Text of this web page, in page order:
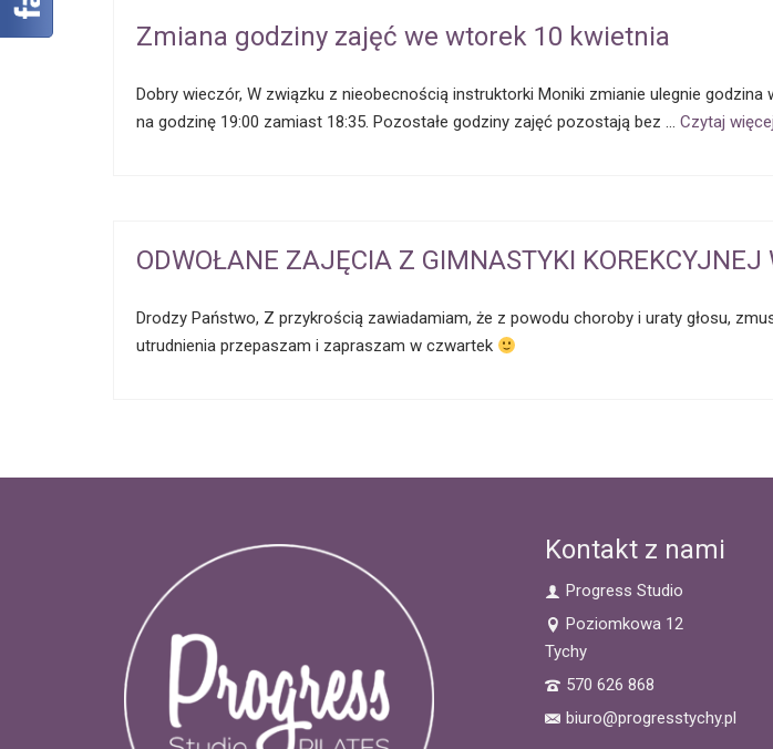
Zmiana godziny zajęć we wtorek 10 kwietnia
Dobry wieczór, W związku z nieobecnością instruktorki Moniki zmianie ulegnie
na godzinę 19:00 zamiast 18:35. Pozostałe godziny zajęć pozostają bez … Czytaj więcej
ODWOŁANE ZAJĘCIA Z GIMNASTYKI
Drodzy Państwo, Z przykrością zawiadamiam, że z powodu choroby i uraty głosu,
utrudnienia przepaszam i zapraszam w czwartek
Kontakt z nami
Progress Studio
Poziomkowa 12
Tychy
570 626 868
biuro@progresstychy.pl